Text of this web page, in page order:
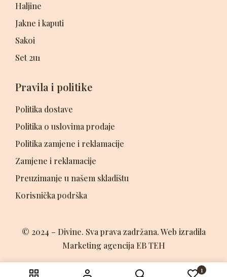
1
Haljine
Jakne i kaputi
Sakoi
Set 2u1
Pravila i politike
Politika dostave
Politika o uslovima prodaje
Politika zamjene i reklamacije
Zamjene i reklamacije
Preuzimanje u našem skladištu
Korisnička podrška
© 2024 – Divine. Sva prava zadržana. Web izradila
Marketing agencija EB TEH